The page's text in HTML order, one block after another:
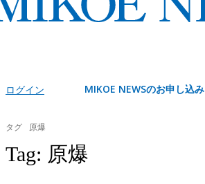
ログイン MIKOE NEWSのお申し込み
タグ 原爆
Tag: 原爆